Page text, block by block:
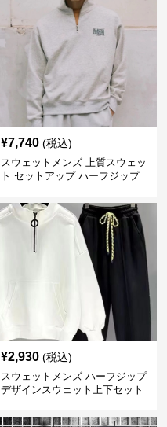
¥7,740 (税込)
スウェットメンズ 上質スウェッ
ト セットアップ ハーフジップ
¥2,930 (税込)
スウェットメンズ ハーフジップ
デザインスウェット上下セット